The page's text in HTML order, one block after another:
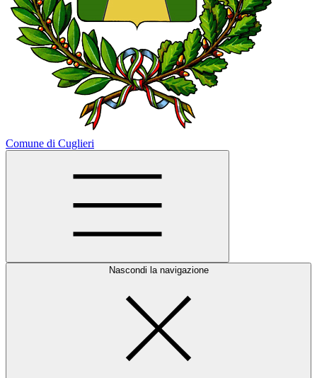
Comune di Cuglieri
Nascondi la navigazione